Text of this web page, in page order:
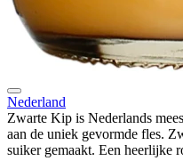
Nederland
Zwarte Kip is Nederlands
aan de uniek gevormde fles.
suiker gemaakt. Een heerlijke